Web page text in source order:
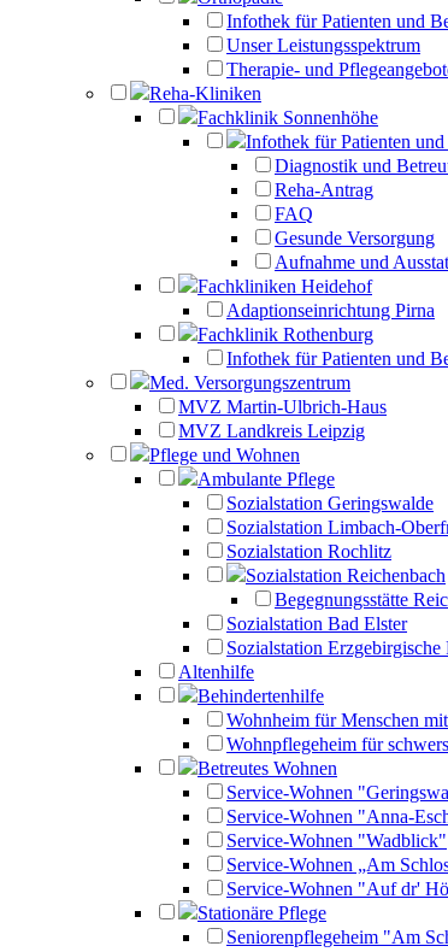
Infothek für Patienten und
Unser Leistungsspektrum
Therapie- und
Reha-Kliniken
Fachklinik Sonnenhöhe
Infothek für Patienten und
Diagnostik und
Reha-Antrag
FAQ
Gesunde Versorgung
Aufnahme und
Fachkliniken Heidehof
Adaptionseinrichtung Pirna
Fachklinik Rothenburg
Infothek für Patienten und
Med. Versorgungszentrum
MVZ Martin-Ulbrich-Haus
MVZ Landkreis Leipzig
Pflege und Wohnen
Ambulante Pflege
Sozialstation Geringswalde
Sozialstation Limbach-
Sozialstation Rochlitz
Sozialstation Reichenbach
Begegnungsstätte
Sozialstation Bad Elster
Sozialstation Erzgebirgische
Altenhilfe
Behindertenhilfe
Wohnheim für Menschen
Wohnpflegeheim für
Betreutes Wohnen
Service-Wohnen
Service-Wohnen "Anna-
Service-Wohnen "Wadblick"
Service-Wohnen „Am
Service-Wohnen "Auf dr'
Stationäre Pflege
Seniorenpflegeheim "Am